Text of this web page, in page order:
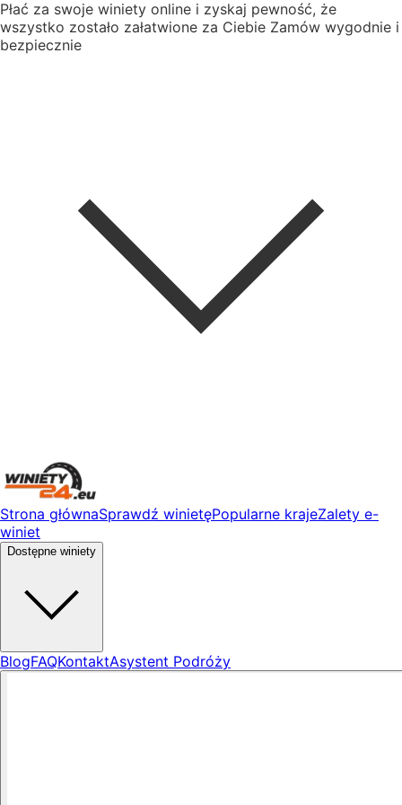
Płać za swoje winiety online i zyskaj pewność, że
wszystko zostało załatwione za Ciebie Zamów wygodnie i
bezpiecznie
Strona głównaSprawdź winietęPopularne krajeZalety e-
winiet
Dostępne winiety
BlogFAQKontaktAsystent Podróży